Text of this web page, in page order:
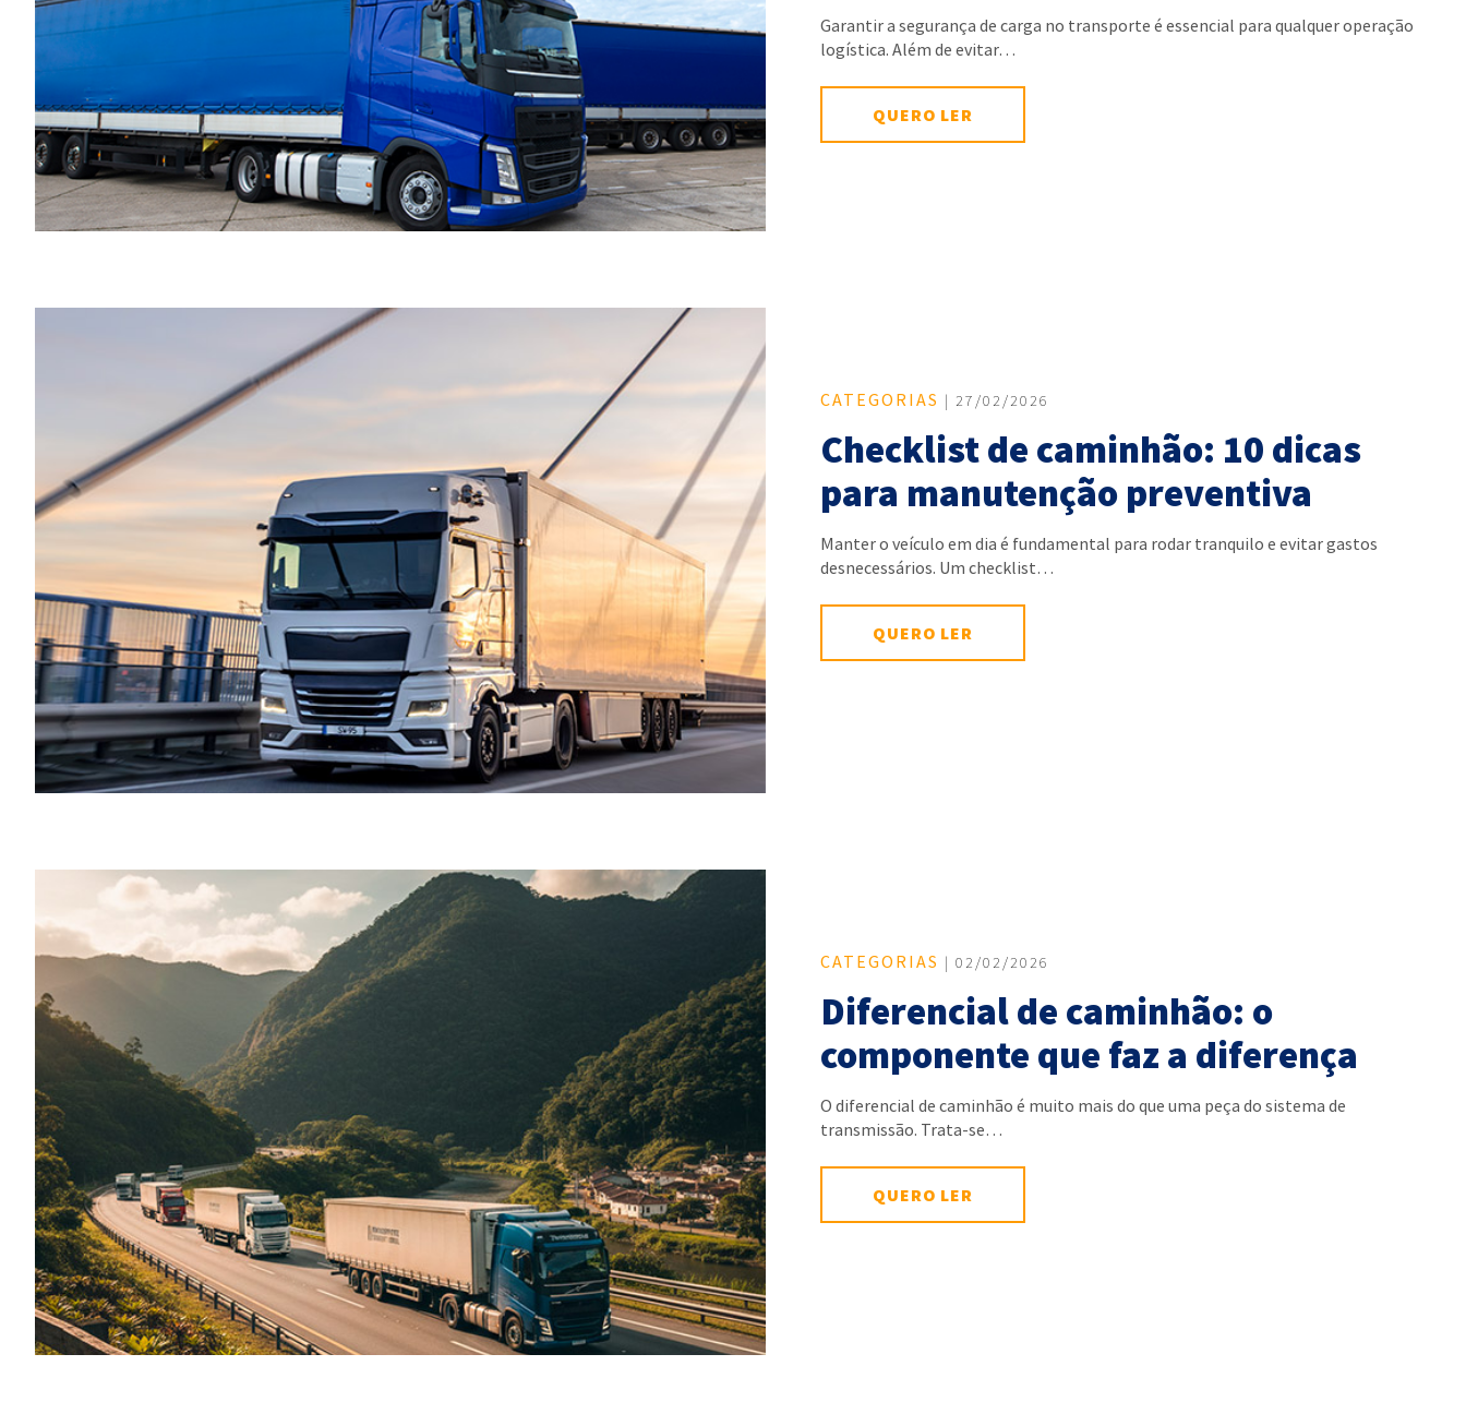
Garantir a segurança de carga no transporte é essencial para qualquer operação
logística. Além de evitar…
QUERO LER
CATEGORIAS | 27/02/2026
Checklist de caminhão: 10 dicas
para manutenção preventiva
Manter o veículo em dia é fundamental para rodar tranquilo e evitar gastos
desnecessários. Um checklist…
QUERO LER
CATEGORIAS | 02/02/2026
Diferencial de caminhão: o
componente que faz a diferença
O diferencial de caminhão é muito mais do que uma peça do sistema de
transmissão. Trata-se…
QUERO LER